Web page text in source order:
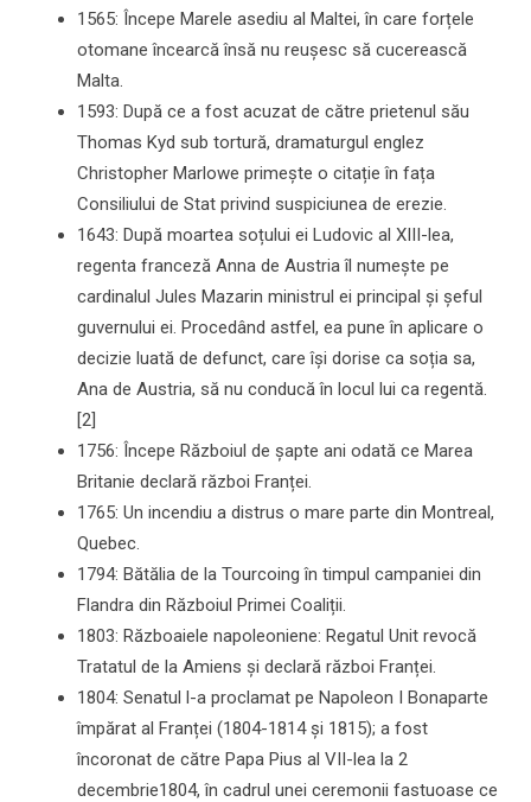
1565: Începe Marele asediu al Maltei, în care forțele
otomane încearcă însă nu reușesc să cucerească
Malta.
1593: După ce a fost acuzat de către prietenul său
Thomas Kyd sub tortură, dramaturgul englez
Christopher Marlowe primește o citație în fața
Consiliului de Stat privind suspiciunea de erezie.
1643: După moartea soțului ei Ludovic al XIII-lea,
regenta franceză Anna de Austria îl numește pe
cardinalul Jules Mazarin ministrul ei principal și șeful
guvernului ei. Procedând astfel, ea pune în aplicare o
decizie luată de defunct, care își dorise ca soția sa,
Ana de Austria, să nu conducă în locul lui ca regentă.
[2]
1756: Începe Războiul de șapte ani odată ce Marea
Britanie declară război Franței.
1765: Un incendiu a distrus o mare parte din Montreal,
Quebec.
1794: Bătălia de la Tourcoing în timpul campaniei din
Flandra din Războiul Primei Coaliții.
1803: Războaiele napoleoniene: Regatul Unit revocă
Tratatul de la Amiens și declară război Franței.
1804: Senatul l-a proclamat pe Napoleon I Bonaparte
împărat al Franței (1804-1814 și 1815); a fost
încoronat de către Papa Pius al VII-lea la 2
decembrie1804, în cadrul unei ceremonii fastuoase ce